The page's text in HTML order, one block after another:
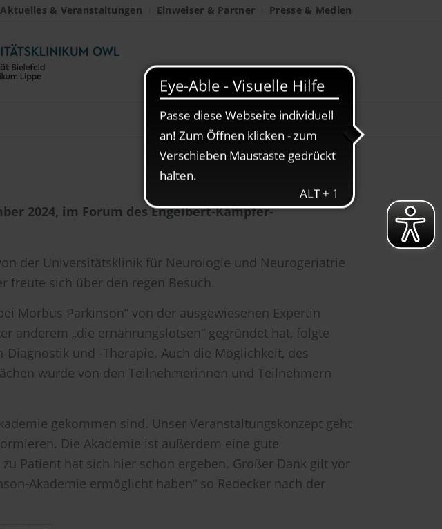
Aktuelles & Veranstaltungen Einweiser & Partner Presse & Medien
2024, im Forum des Engelbert-Kämpfer-
der Universitätsklinik für Neurologie und Neurogeriatrie
freute sich über den regen Besuch.
Morbus Parkinson“ von der ausgewiesenen Expertin
anderem „die ernährungslotsen“ gegründet hat, folgte
und -Therapie. Auch die Möglichkeit, des
wurde von den Teilnehmerinnen und Teilnehmern
gekommen sind. Unser Veranstaltungskonzept geht
Die Akademie ist außerdem eine gute
Patient hat sich hier schon ergeben. Großer Dank gilt vor
Akademie ermöglicht haben“ so Redecker nach der